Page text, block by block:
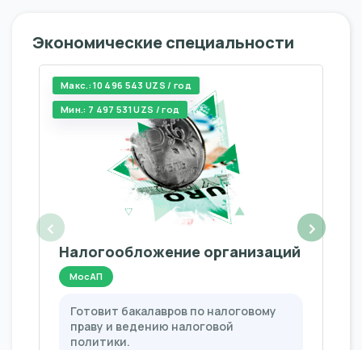
Экономические специальности
‹
Макс.: 10 496 543 UZS / год
Мин.: 7 497 531 UZS / год
Налогообложение организаций
МосАП
Готовит бакалавров по налоговому
праву и ведению налоговой
политики.
›